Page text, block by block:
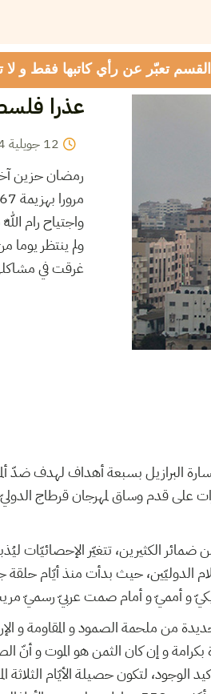
القسم تعبّر عن رأي كاتبها فقط و
عذرا
12 جويلية
ولم ينتظر يوما
غرقت في
خسارة البرازيل بسبعة أهداف لهدف
على قدم وساق لمهرجان قرطاج
الكثيرين، تتغيّر الإحصائيّات
الدوليّين، حيث بدأت منذ أيّام
و أمميّ و أمام صمت عربيّ رسميّ
من ملحمة الصمود و المقاومة و
و إن كان الثمن هو الموت و أنّ